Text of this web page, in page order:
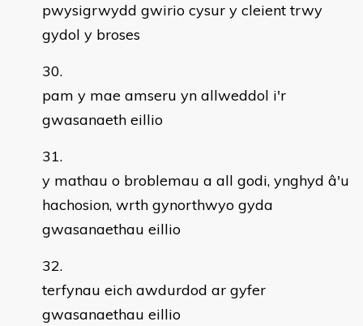
pwysigrwydd gwirio cysur y cleient trwy
gydol y broses
pam y mae amseru yn allweddol i'r
gwasanaeth eillio
y mathau o broblemau a all godi, ynghyd â'u
hachosion, wrth gynorthwyo gyda
gwasanaethau eillio
terfynau eich awdurdod ar gyfer
gwasanaethau eillio